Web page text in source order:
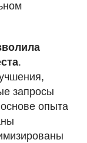
.
запросы
опыта